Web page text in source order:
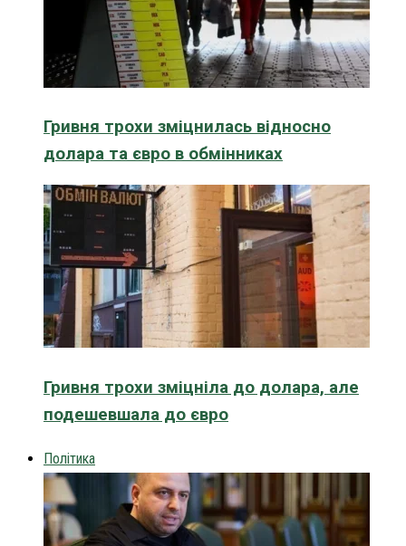
Гривня трохи зміцнилась відносно
долара та євро в обмінниках
Гривня трохи зміцніла до долара, але
подешевшала до євро
Політика